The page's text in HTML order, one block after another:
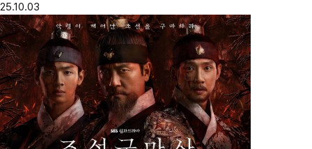
25.10.03